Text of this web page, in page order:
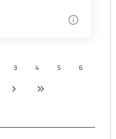
3 4 5
6